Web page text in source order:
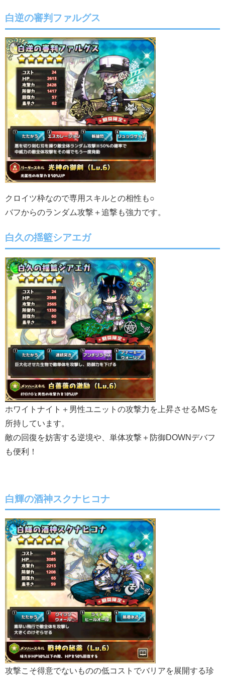
白逆の審判ファルグス
クロイツ枠なので専用スキルとの相性も○
バフからのランダム攻撃＋追撃も強力です。
白久の揺籃シアエガ
ホワイトナイト＋男性ユニットの攻撃力を上昇させるMSを
所持しています。
敵の回復を妨害する逆境や、単体攻撃＋防御DOWNデバフ
も便利！
白輝の酒神スクナヒコナ
攻撃こそ得意でないものの低コストでバリアを展開する珍